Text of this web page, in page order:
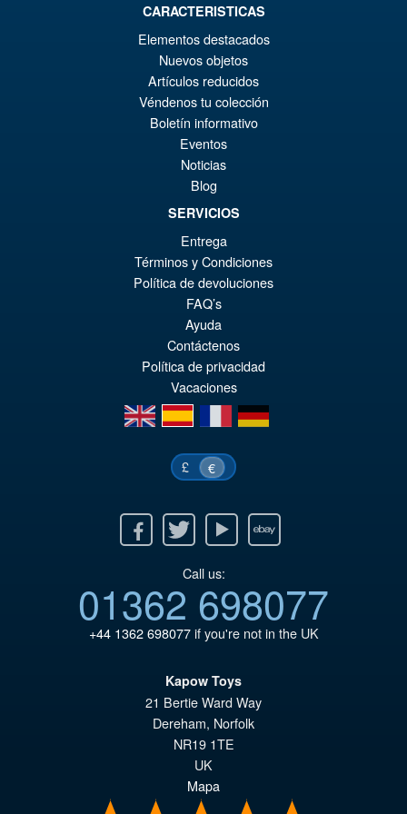
S.H.Figuarts Rei Ayanami
Neon Genesis Evangelion
Action Figure ( Reissue )
PRE ORDENA
CARACTERISTICAS
Elementos destacados
Nuevos objetos
Artículos reducidos
Véndenos tu colección
Boletín informativo
Eventos
Noticias
Blog
SERVICIOS
Entrega
Términos y Condiciones
Política de devoluciones
FAQ’s
Ayuda
Contáctenos
Política de privacidad
Vacaciones
en
es fr de
£ €
Twitter Youtube Ebay
Call us:
01362 698077
+44 1362 698077if you're not in the UK
Kapow Toys
21 Bertie Ward Way
Dereham, Norfolk
NR19 1TE
UK
Mapa